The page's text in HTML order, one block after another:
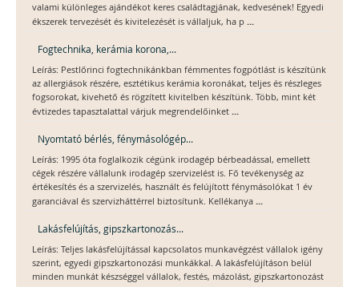
valami különleges ajándékot keres családtagjának, kedvesének! Egyedi
ékszerek tervezését és kivitelezését is vállaljuk, ha p ...
Fogtechnika, kerámia korona,...
Leírás: Pestlőrinci fogtechnikánkban fémmentes fogpótlást is készítünk
az allergiások részére, esztétikus kerámia koronákat, teljes és részleges
fogsorokat, kivehető és rögzített kivitelben készítünk. Több, mint két
évtizedes tapasztalattal várjuk megrendelőinket ...
Nyomtató bérlés, fénymásológép...
Leírás: 1995 óta foglalkozik cégünk irodagép bérbeadással, emellett
cégek részére vállalunk irodagép szervizelést is. Fő tevékenység az
értékesítés és a szervizelés, használt és felújított fénymásolókat 1 év
garanciával és szervizháttérrel biztosítunk. Kellékanya ...
Lakásfelújítás, gipszkartonozás...
Leírás: Teljes lakásfelújítással kapcsolatos munkavégzést vállalok igény
szerint, egyedi gipszkartonozási munkákkal. A lakásfelújításon belül
minden munkát készséggel vállalok, festés, mázolást, gipszkartonozást